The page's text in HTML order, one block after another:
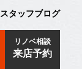
リノベ相談
来店予約
スタッフブログ